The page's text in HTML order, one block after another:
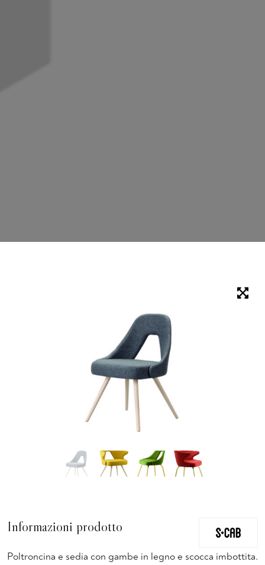
Informazioni prodotto
Poltroncina e sedia con gambe in legno e scocca imbottita.